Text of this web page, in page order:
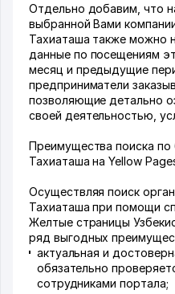
Отдельно добавим, что
выбранной Вами
Тахиаташа также можно
данные по посещениям
месяц и предыдущие
предприниматели
позволяющие детально
своей деятельностью,
Преимущества поиска по
Тахиаташа на Yellow
Осуществляя поиск
Тахиаташа при помощи
Желтые страницы
ряд выгодных
актуальная и
обязательно
сотрудниками портала;